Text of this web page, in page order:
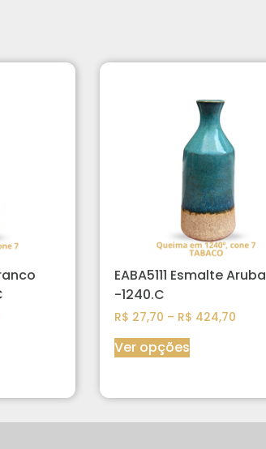
EABA5111 Esmalte Aruba
-1240.C
R$ 27,70 – R$ 424,70
Ver opções